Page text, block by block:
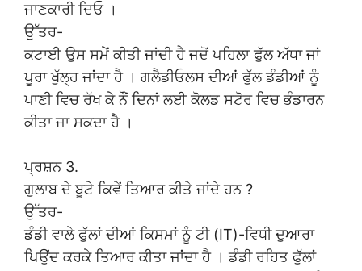
ਜਾਣਕਾਰੀ ਦਿਓ ।
ਉੱਤਰ-
ਕਟਾਈ ਉਸ ਸਮੇਂ ਕੀਤੀ ਜਾਂਦੀ ਹੈ ਜਦੋਂ ਪਹਿਲਾ ਫੁੱਲ ਅੱਧਾ ਜਾਂ
ਪੂਰਾ ਖੁੱਲ੍ਹ ਜਾਂਦਾ ਹੈ । ਗਲੈਡੀਓਲਸ ਦੀਆਂ ਫੁੱਲ ਡੰਡੀਆਂ ਨੂੰ
ਪਾਣੀ ਵਿਚ ਰੱਖ ਕੇ ਨੌਂ ਦਿਨਾਂ ਲਈ ਕੋਲਡ ਸਟੋਰ ਵਿਚ ਭੰਡਾਰਨ
ਕੀਤਾ ਜਾ ਸਕਦਾ ਹੈ ।
ਪ੍ਰਸ਼ਨ 3.
ਗੁਲਾਬ ਦੇ ਬੂਟੇ ਕਿਵੇਂ ਤਿਆਰ ਕੀਤੇ ਜਾਂਦੇ ਹਨ ?
ਉੱਤਰ-
ਡੰਡੀ ਵਾਲੇ ਫੁੱਲਾਂ ਦੀਆਂ ਕਿਸਮਾਂ ਨੂੰ ਟੀ (IT)-ਵਿਧੀ ਦੁਆਰਾ
ਪਿਉਂਦ ਕਰਕੇ ਤਿਆਰ ਕੀਤਾ ਜਾਂਦਾ ਹੈ । ਡੰਡੀ ਰਹਿਤ ਫੁੱਲਾਂ